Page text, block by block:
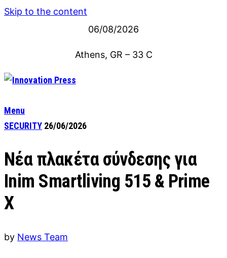
Skip to the content
06/08/2026
Athens, GR – 33 C
Menu
SECURITY 26/06/2026
Νέα πλακέτα σύνδεσης για
Inim Smartliving 515 & Prime
X
by News Team